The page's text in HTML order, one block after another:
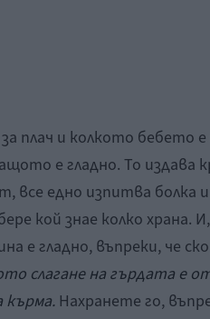
плач и колкото бебето
е гладно. То
все едно изпитва болка
кой знае колко храна.
е гладно, въпреки, че
слагане на гърдата е
кърма. Нахранете го,